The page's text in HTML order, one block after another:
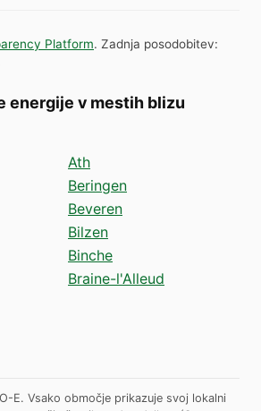
Platform. Zadnja posodobitev:
energije v mestih blizu
Ath
Beringen
Beveren
Bilzen
Binche
Braine-l'Alleud
E. Vsako območje prikazuje svoj lokalni